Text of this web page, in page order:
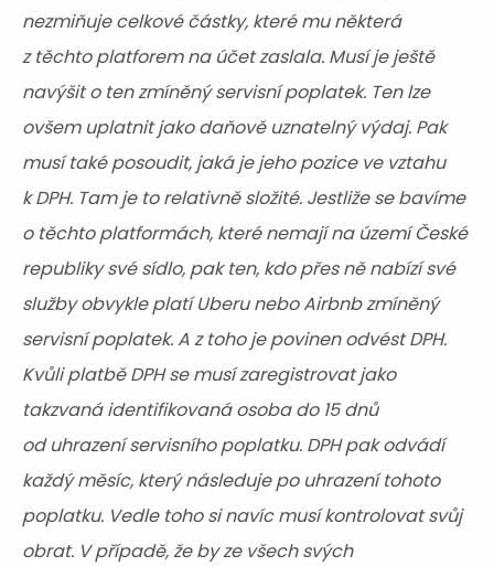
nezmiňuje celkové částky, které mu některá
z těchto platforem na účet zaslala. Musí je ještě
navýšit o ten zmíněný servisní poplatek. Ten lze
ovšem uplatnit jako daňově uznatelný výdaj. Pak
musí také posoudit, jaká je jeho pozice ve vztahu
k DPH. Tam je to relativně složité. Jestliže se bavíme
o těchto platformách, které nemají na území České
republiky své sídlo, pak ten, kdo přes ně nabízí své
služby obvykle platí Uberu nebo Airbnb zmíněný
servisní poplatek. A z toho je povinen odvést DPH.
Kvůli platbě DPH se musí zaregistrovat jako
takzvaná identifikovaná osoba do 15 dnů
od uhrazení servisního poplatku. DPH pak odvádí
každý měsíc, který následuje po uhrazení tohoto
poplatku. Vedle toho si navíc musí kontrolovat svůj
obrat. V případě, že by ze všech svých